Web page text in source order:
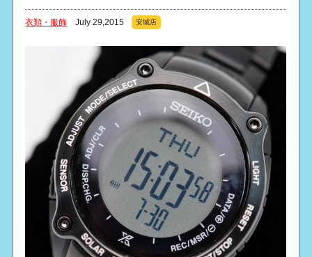
衣類・服飾 July 29,2015 安城店